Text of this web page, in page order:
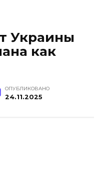
Украины
как
ОПУБЛИКОВАНО
24.11.2025